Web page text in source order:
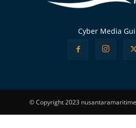
Cyber Media
© Copyright 2023